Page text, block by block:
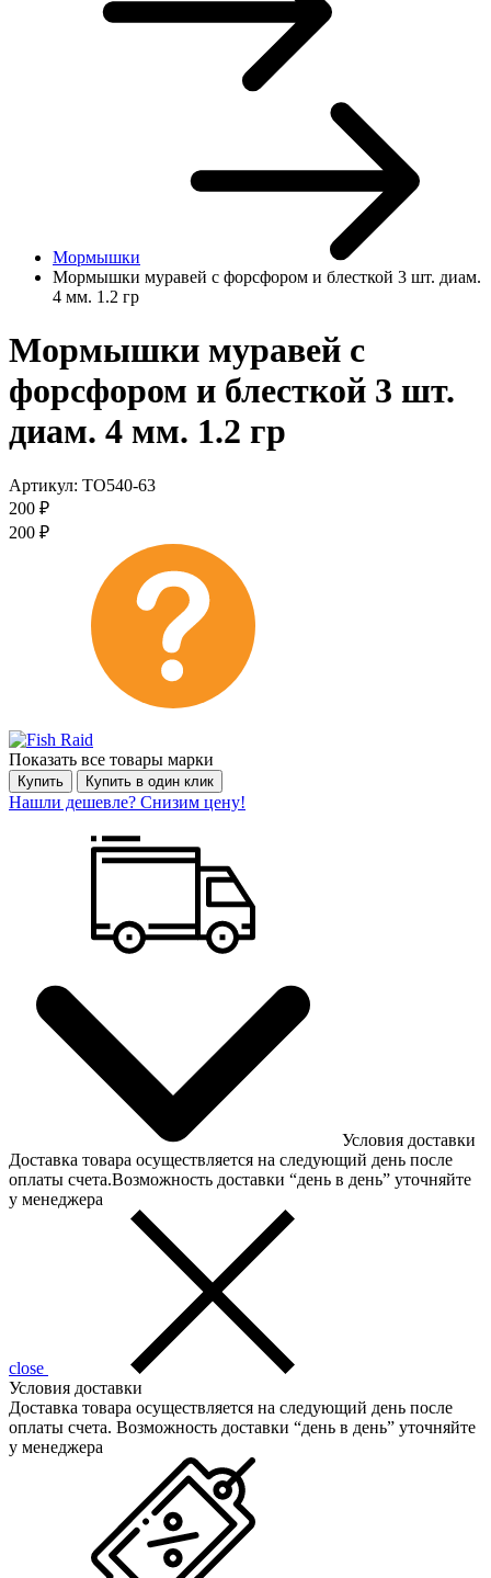
Мормышки
Мормышки муравей с форсфором и блесткой 3 шт. диам.
4 мм. 1.2 гр
Мормышки муравей с
форсфором и блесткой 3 шт.
диам. 4 мм. 1.2 гр
Артикул: TO540-63
200 ₽
200 ₽
Показать все товары марки
Купить Купить в один клик
Нашли дешевле? Снизим цену!
Условия доставки
Доставка товара осуществляется на следующий день после
оплаты счета.Возможность доставки “день в день” уточняйте
у менеджера
close
Условия доставки
Доставка товара осуществляется на следующий день после
оплаты счета. Возможность доставки “день в день” уточняйте
у менеджера